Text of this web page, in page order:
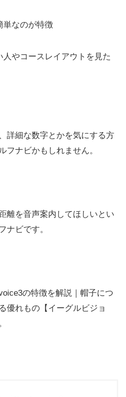
単なのが特徴
やコースレイアウトを見た
詳細な数字とかを気にする方
フナビかもしれません。
離を音声案内してほしいとい
ナビです。
の特徴を解説｜帽子につ
優れもの【イーグルビジョ